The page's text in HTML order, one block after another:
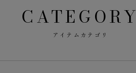
CATEGORY
アイテムカテゴリ